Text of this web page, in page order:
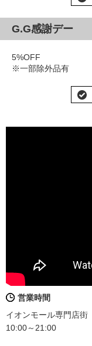
G.G感謝デー
5%OFF
※一部除外品有
営業時間
イオンモール専門店街
10:00～21:00